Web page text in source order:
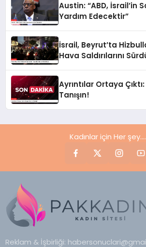
Austin: “ABD, İsrail’in
Yardım Edecektir”
İsrail, Beyrut’ta
Hava Saldırılarını
Ayrıntılar Ortaya
Tanışın!
Kadınlar için Her
Reklam & İşbirliği: